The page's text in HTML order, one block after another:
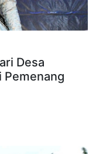
Desa
Pemenang